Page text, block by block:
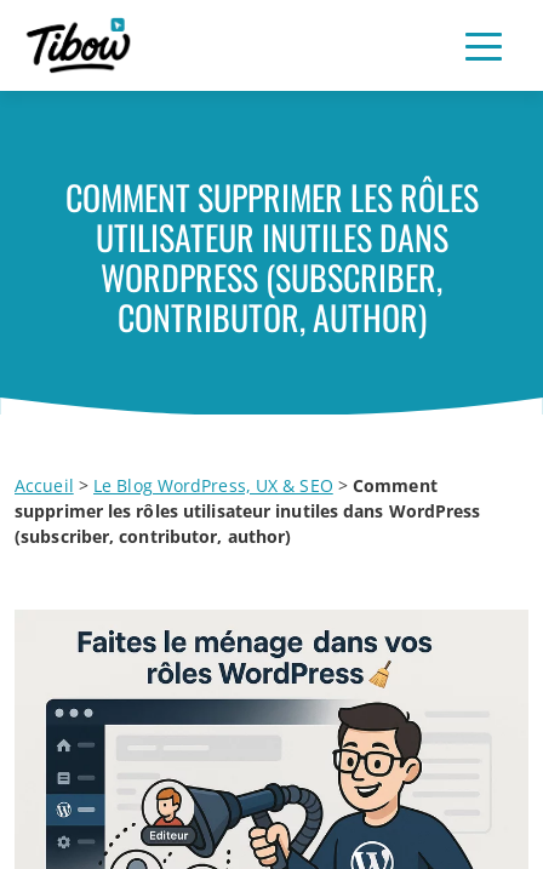
COMMENT SUPPRIMER LES RÔLES
UTILISATEUR INUTILES DANS
WORDPRESS (SUBSCRIBER,
CONTRIBUTOR, AUTHOR)
Accueil > Le Blog WordPress, UX & SEO >Comment
supprimer les rôles utilisateur inutiles dans WordPress
(subscriber, contributor, author)